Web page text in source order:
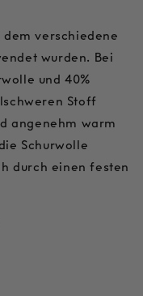
verschiedene
wurden. Bei
und 40%
Stoff
angenehm warm
Schurwolle
durch einen festen